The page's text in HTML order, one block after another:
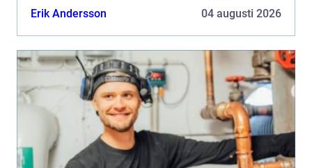
plats både inne i förskolans lokaler och ute i
Erik Andersson 04 augusti 2026